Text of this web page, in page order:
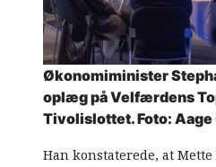
Økonomiminister
oplæg på Velfærdens
Tivolislottet. Foto:
Han konstaterede, at